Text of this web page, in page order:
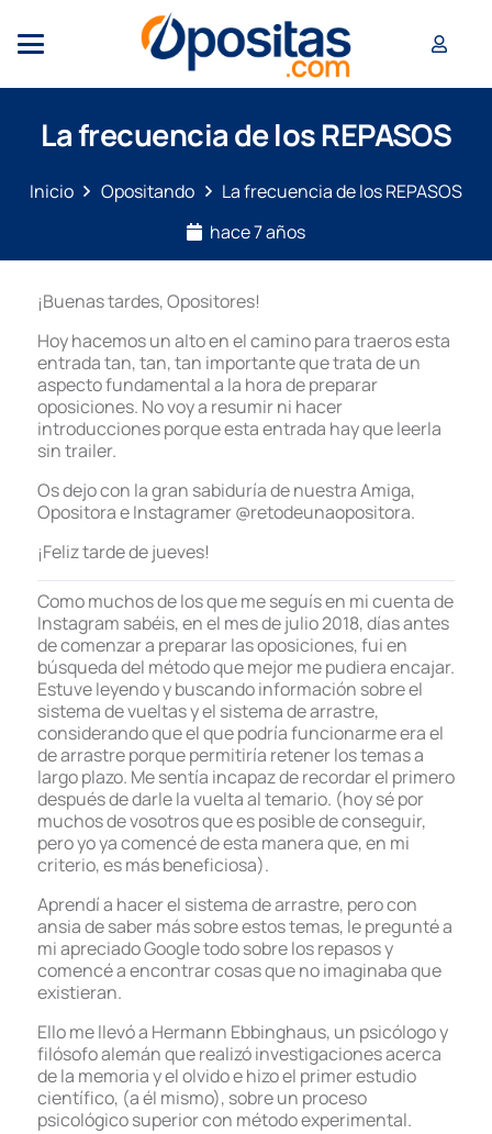
La frecuencia de los REPASOS
Inicio Opositando
La frecuencia de los REPASOS
hace 7 años
¡Buenas tardes, Opositores!
Hoy hacemos un alto en el camino para traeros esta
entrada tan, tan, tan importante que trata de un
aspecto fundamental a la hora de preparar
oposiciones. No voy a resumir ni hacer
introducciones porque esta entrada hay que leerla
sin trailer.
Os dejo con la gran sabiduría de nuestra Amiga,
Opositora e Instagramer @retodeunaopositora.
¡Feliz tarde de jueves!
Como muchos de los que me seguís en mi cuenta de
Instagram sabéis, en el mes de julio 2018, días antes
de comenzar a preparar las oposiciones, fui en
búsqueda del método que mejor me pudiera encajar.
Estuve leyendo y buscando información sobre el
sistema de vueltas y el sistema de arrastre,
considerando que el que podría funcionarme era el
de arrastre porque permitiría retener los temas a
largo plazo. Me sentía incapaz de recordar el primero
después de darle la vuelta al temario. (hoy sé por
muchos de vosotros que es posible de conseguir,
pero yo ya comencé de esta manera que, en mi
criterio, es más beneficiosa).
Aprendí a hacer el sistema de arrastre, pero con
ansia de saber más sobre estos temas, le pregunté a
mi apreciado Google todo sobre los repasos y
comencé a encontrar cosas que no imaginaba que
existieran.
Ello me llevó a Hermann Ebbinghaus, un psicólogo y
filósofo alemán que realizó investigaciones acerca
de la memoria y el olvido e hizo el primer estudio
científico, (a él mismo), sobre un proceso
psicológico superior con método experimental.